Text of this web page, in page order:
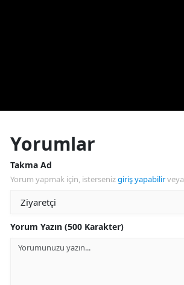
Yorumlar
Takma Ad
Yorum yapmak için, istersenizgiriş yapabilirveya
Yorum Yazın (500 Karakter)